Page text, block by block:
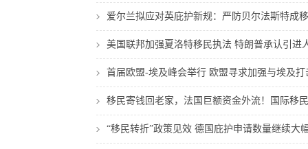
爱尔兰拟应对英庇护新规：严防贝尔法斯特成
美国联邦加强夏洛特移民执法 特朗普承认引进
首届欧盟-埃及峰会举行 欧盟寻求加强与埃及
移民寄钱回老家，法国巨额资金外流！国际移
“移民转折”政策见效 德国庇护申请数量继续大